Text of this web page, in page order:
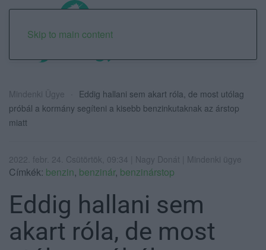
Skip to main content
Mindenki Ügye
Eddig hallani sem akart róla, de most utólag
próbál a kormány segíteni a kisebb benzinkutaknak az árstop
miatt
2022. febr. 24. Csütörtök, 09:34 | Nagy Donát | Mindenki ügye
Címkék: benzin, benzinár, benzinárstop
Eddig hallani sem
akart róla, de most